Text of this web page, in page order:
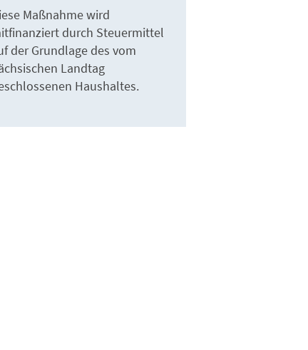
Maßnahme wird
durch Steuermittel
der Grundlage des vom
Landtag
Haushaltes.